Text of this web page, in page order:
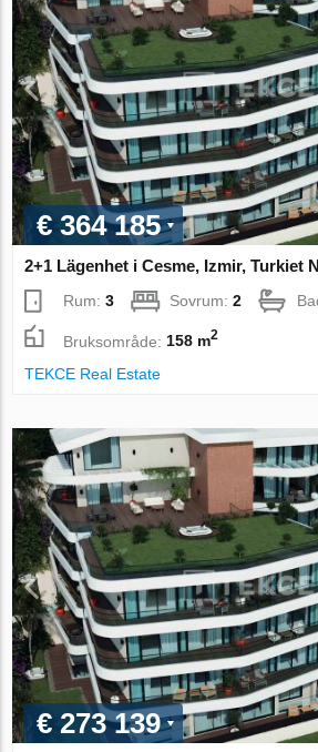
€ 364 185
2+1 Lägenhet i Cesme, Izmir, Turkiet
Rum:3 Sovrum:2
Bruksområde:158 m2
TEKCE Real Estate
€ 273 139